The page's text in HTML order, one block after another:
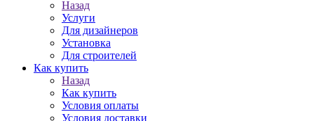
Назад
Услуги
Для дизайнеров
Установка
Для строителей
Как купить
Назад
Как купить
Условия оплаты
Условия доставки